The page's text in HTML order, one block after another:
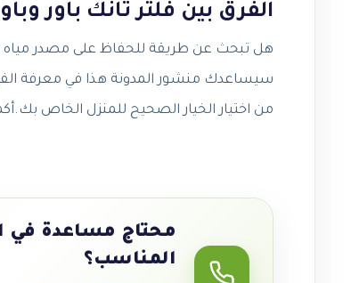
الفرق بين فلتر تانك باور
هل تبحث عن طريقة للحفاظ على مصدر مياه نظيفًا وصحيًا؟ ألست متأكدًا من نوع الفلتر الأفضل لبيتك؟ لا مزيد من البحث –
سيساعدك منشور المدونة هذا في معرفة
من اختيار الخيار الصحيح للمنزل الخاص
محتاج مساعدة في
المناسب؟